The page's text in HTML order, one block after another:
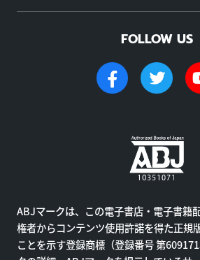
FOLLOW US
ABJマークは、この電子書店・電子書籍
権者からコンテンツ使用許諾を得た正規
ことを示す登録商標（登録番号 第